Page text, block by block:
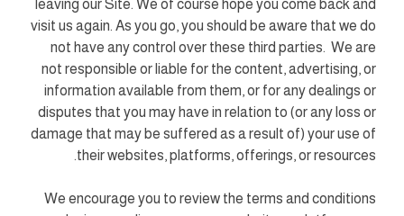
leaving our Site. We of course hope you come back and
visit us again. As you go, you should be aware that we do
not have any control over these third parties. We are
not responsible or liable for the content, advertising, or
information available from them, or for any dealings or
disputes that you may have in relation to (or any loss or
damage that may be suffered as a result of) your use of
their websites, platforms, offerings, or resources.
We encourage you to review the terms and conditions